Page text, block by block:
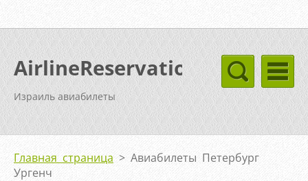
AirlineReservation
Израиль авиабилеты
Главная страница > Авиабилеты Петербург
Ургенч